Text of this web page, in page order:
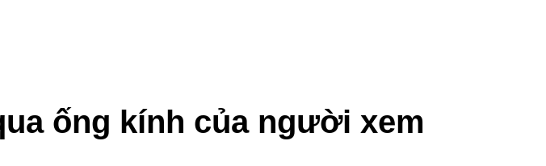
ống kính của người xem